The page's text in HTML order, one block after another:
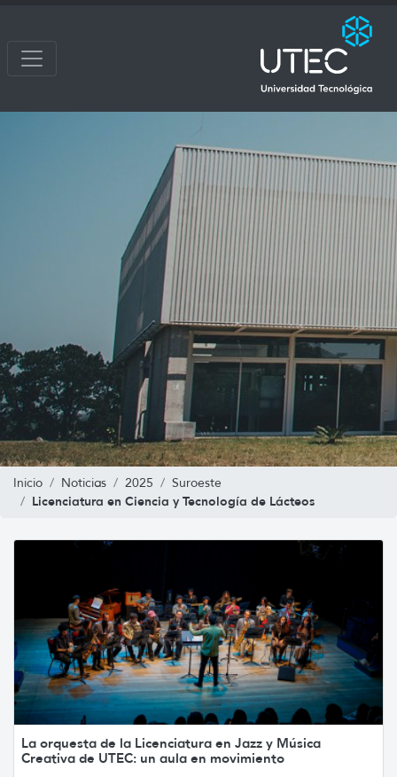
Inicio Noticias 2025 Suroeste
Licenciatura en Ciencia y Tecnología de Lácteos
La orquesta de la Licenciatura en Jazz y Música
Creativa de UTEC: un aula en movimiento